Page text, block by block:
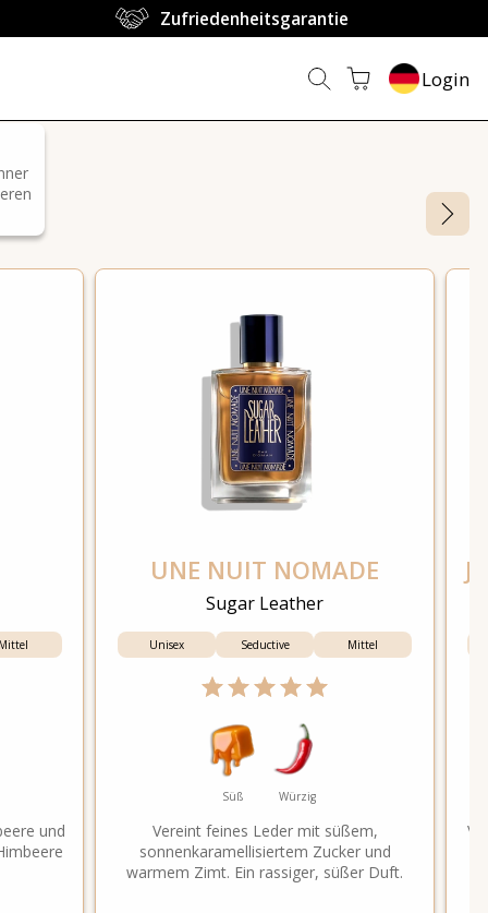
Zufriedenheitsgarantie
Login
Mittel
und
UNE NUIT NOMADE
Sugar Leather
Unisex Seductive Mittel
Süß Würzig
Vereint feines Leder mit süßem,
sonnenkaramellisiertem Zucker und
warmem Zimt. Ein rassiger, süßer Duft.